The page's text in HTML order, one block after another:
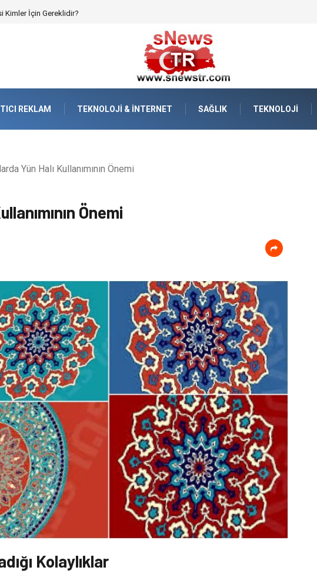
ile Kurumsal Hafızanın Dijitalleşmesi
REKLAM TEKNOLOJI & İNTERNET SAĞLIK TEKNOLOJI
Yün Halı Kullanımının Önemi
Önemi
Kolaylıklar